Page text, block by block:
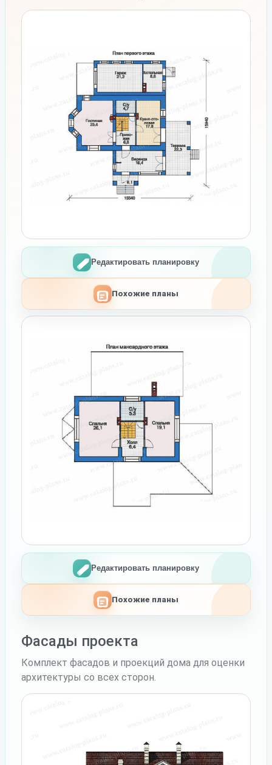
Редактировать планировку
Похожие планы
Редактировать планировку
Похожие планы
Фасады проекта
Комплект фасадов и проекций дома для оценки
архитектуры со всех сторон.